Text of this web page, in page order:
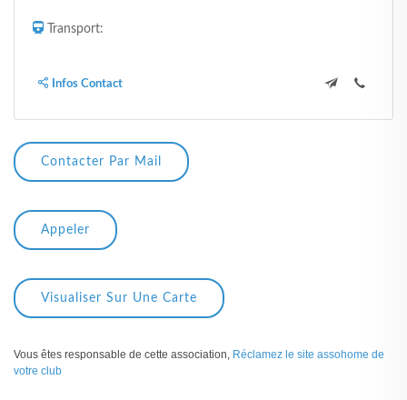
Transport:
Infos Contact
Contacter Par Mail
Appeler
Visualiser Sur Une Carte
Vous êtes responsable de cette association, Réclamez le site assohome de
votre club